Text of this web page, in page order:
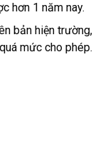
hơn 1 năm nay.
bản hiện trường,
mức cho phép.